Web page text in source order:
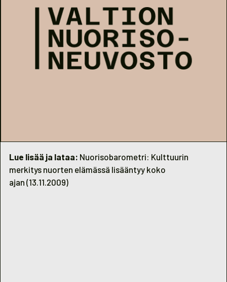
Lue lisää ja lataa: Nuorisobarometri: Kulttuurin
merkitys nuorten elämässä lisääntyy koko
ajan (13.11.2009)